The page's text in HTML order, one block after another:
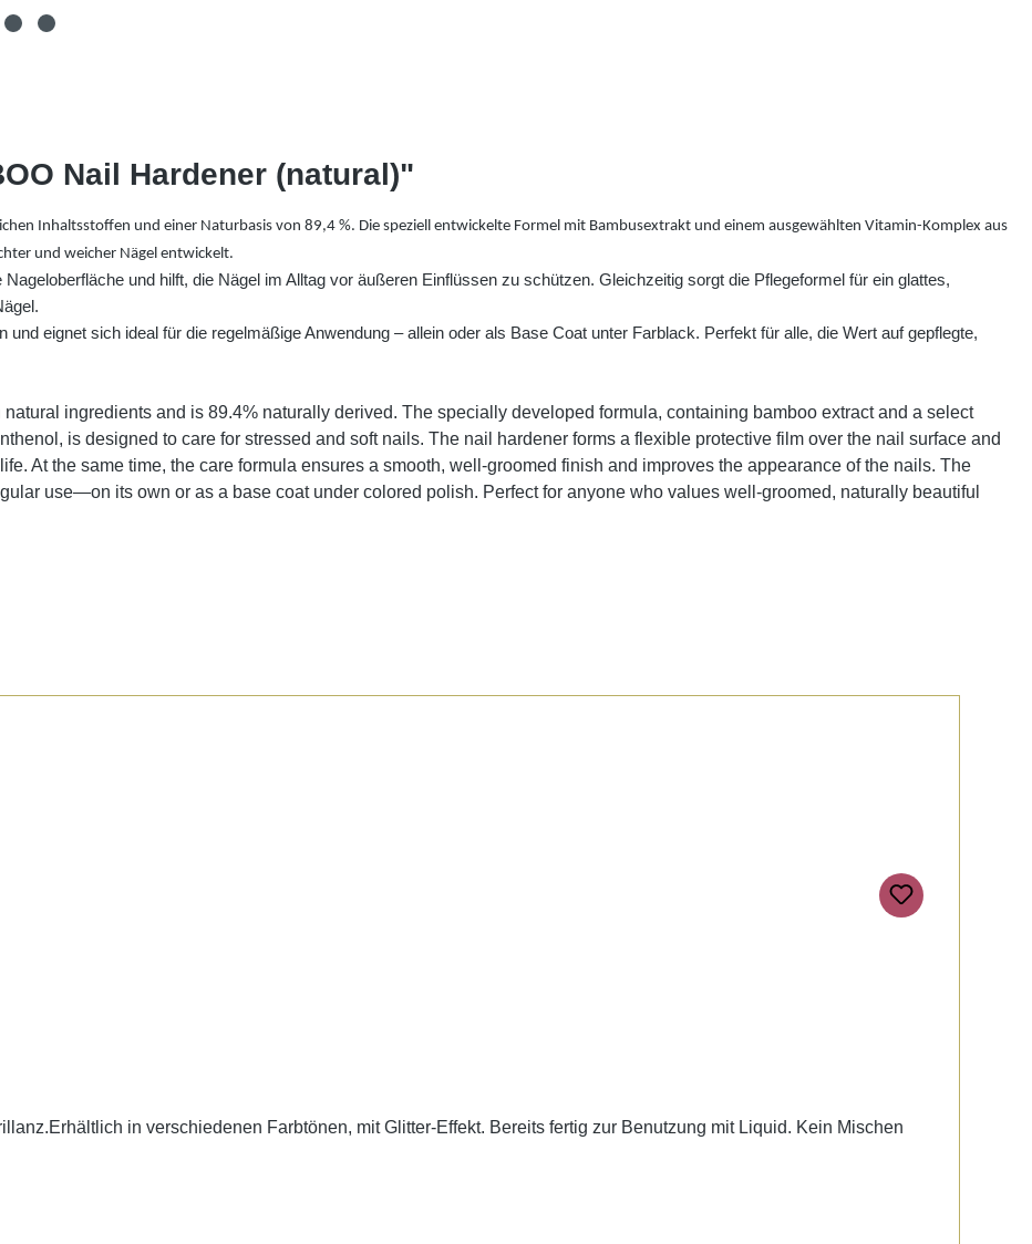
Nail Hardener (natural)"
Inhaltsstoffen und einer Naturbasis von 89,4 %. Die speziell entwickelte Formel mit Bambusextrakt und einem ausgewählten Vitamin-Komplex aus
und weicher Nägel entwickelt.
und hilft, die Nägel im Alltag vor äußeren Einflüssen zu schützen. Gleichzeitig sorgt die Pflegeformel für ein glattes,
eignet sich ideal für die regelmäßige Anwendung – allein oder als Base Coat unter Farblack. Perfekt für alle, die Wert auf gepflegte,
ingredients and is 89.4% naturally derived. The specially developed formula, containing bamboo extract and a select
is designed to care for stressed and soft nails. The nail hardener forms a flexible protective film over the nail surface and
At the same time, the care formula ensures a smooth, well-groomed finish and improves the appearance of the nails. The
use—on its own or as a base coat under colored polish. Perfect for anyone who values well-groomed, naturally beautiful
in verschiedenen Farbtönen, mit Glitter-Effekt. Bereits fertig zur Benutzung mit Liquid. Kein Mischen